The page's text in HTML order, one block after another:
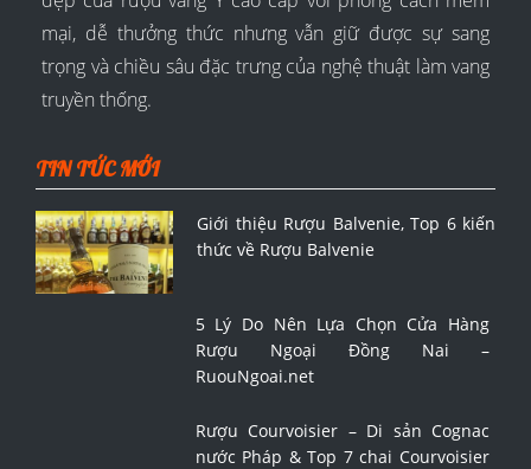
mại, dễ thưởng thức nhưng vẫn giữ được sự sang
trọng và chiều sâu đặc trưng của nghệ thuật làm vang
truyền thống.
TIN TỨC MỚI
Giới thiệu Rượu Balvenie, Top 6 kiến
thức về Rượu Balvenie
5 Lý Do Nên Lựa Chọn Cửa Hàng
Rượu Ngoại Đồng Nai –
RuouNgoai.net
Rượu Courvoisier – Di sản Cognac
nước Pháp & Top 7 chai Courvoisier